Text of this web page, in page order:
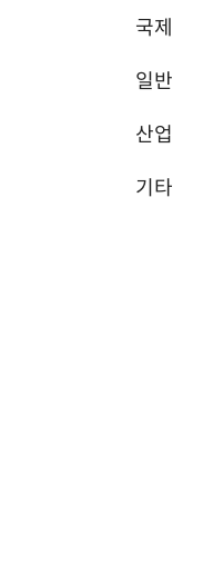
국제
일반
산업
기타